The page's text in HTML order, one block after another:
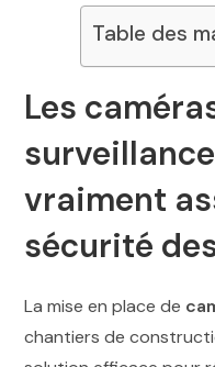
Table des
Les
vraiment
sécurité
La mise en place de
chantiers de